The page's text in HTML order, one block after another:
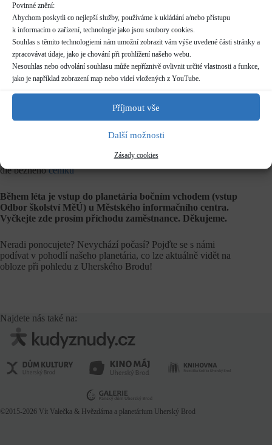
Povinné znění:
Abychom poskytli co nejlepší služby, používáme k ukládání a/nebo přístupu
k informacím o zařízení, technologie jako jsou soubory cookies.
Souhlas s těmito technologiemi nám umožní zobrazit vám výše uvedené části stránky a
zpracovávat údaje, jako je chování při prohlížení našeho webu.
Nesouhlas nebo odvolání souhlasu může nepříznivě ovlivnit určité vlastnosti a funkce,
jako je například zobrazení map nebo videí vložených z YouTube.
Příjmout vše
Další možnosti
Zásady cookies
Další informace o dostupnosti a parkování
Kategorie
Pravidelné akce
Rezervace
není nutná
Délka programu
dle běžnéhoceníku
Během léta je vstup do planetária bočním vchodem (vstup
Odbor školství MěÚ) u Městského informačního centra.
Vyčkejte zde prosím příchodu zaměstnance. Děkujeme.
Neradi ponocujete? Nevychází počasí? Pojďte se s námi
podívat v pohodlí našeho planetária, co lze aktuálně vidět na
obloze při pohledu z Uherského Brodu!
Najdete nás také na:
©2015-2026 Vít Valečka & Hvězdárna a planetárium Uherský Brod